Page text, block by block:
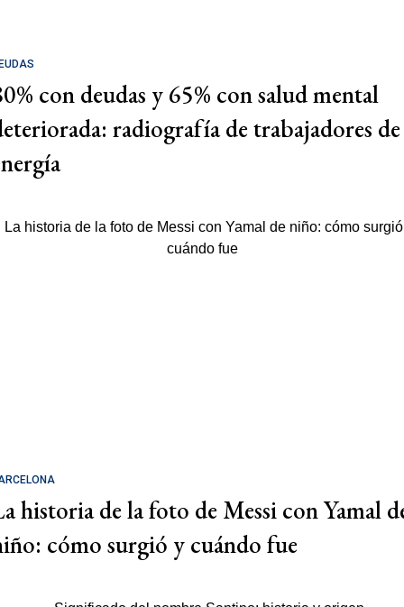
con deudas y 65% con salud mental
radiografía de trabajadores de
historia de la foto de Messi con Yamal
cómo surgió y cuándo fue